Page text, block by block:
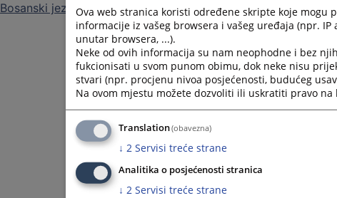
Bosanski jezikOva web stranica koristi određene skripte koje mogu
informacije iz vašeg browsera i vašeg uređaja (npr.
unutar browsera, ...).
Neke od ovih informacija su nam neophodne i bez
fukcionisati u svom punom obimu, dok neke nisu
stvari (npr. procjenu nivoa posjećenosti, budućeg
Na ovom mjestu možete dozvoliti ili uskratiti pravo
Translation(obavezna)
↓ 2 Servisi treće strane
Analitika o posjećenosti stranica
↓ 2 Servisi treće strane